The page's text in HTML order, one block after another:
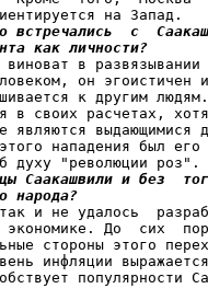
на Запад.
встречались  с
как личности?
в развязывании
он эгоистичен
к другим
в своих расчетах,
являются выдающимися
нападения был его
духу "революции роз".
Саакашвили и без
народа?
не удалось
До  сих
стороны этого
инфляции
популярности